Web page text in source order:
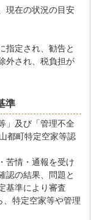
現在の状況の目安
指定され、勧告と
外され、税負担が
準
」及び「管理不全
都町特定空家等認
苦情・通報を受け
認の結果、問題と
基準により審査
、特定空家等や管理